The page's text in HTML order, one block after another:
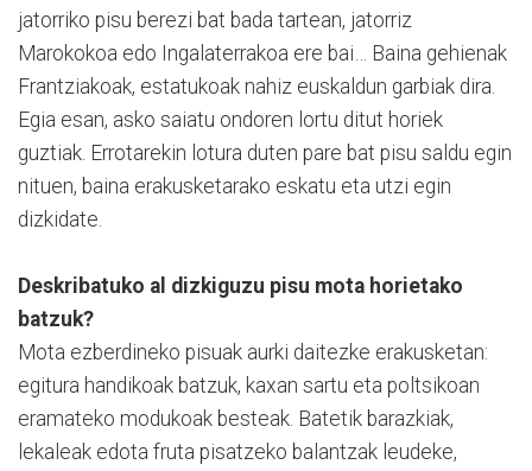
jatorriko pisu berezi bat bada tartean, jatorriz
Marokokoa edo Ingalaterrakoa ere bai… Baina gehienak
Frantziakoak, estatukoak nahiz euskaldun garbiak dira.
Egia esan, asko saiatu ondoren lortu ditut horiek
guztiak. Errotarekin lotura duten pare bat pisu saldu egin
nituen, baina erakusketarako eskatu eta utzi egin
dizkidate.
Deskribatuko al dizkiguzu pisu mota horietako
batzuk?
Mota ezberdineko pisuak aurki daitezke erakusketan:
egitura handikoak batzuk, kaxan sartu eta poltsikoan
eramateko modukoak besteak. Batetik barazkiak,
lekaleak edota fruta pisatzeko balantzak leudeke,